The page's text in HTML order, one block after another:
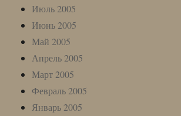
Июль 2005
Июнь 2005
Май 2005
Апрель 2005
Март 2005
Февраль 2005
Январь 2005